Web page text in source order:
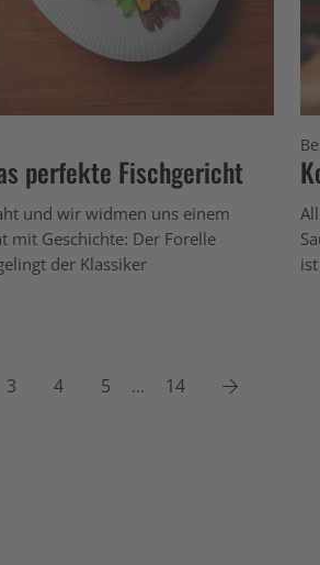
perfekte Fischgericht
und wir widmen uns einem
mit Geschichte: Der Forelle
der Klassiker
3 4 5 ... 14 Next